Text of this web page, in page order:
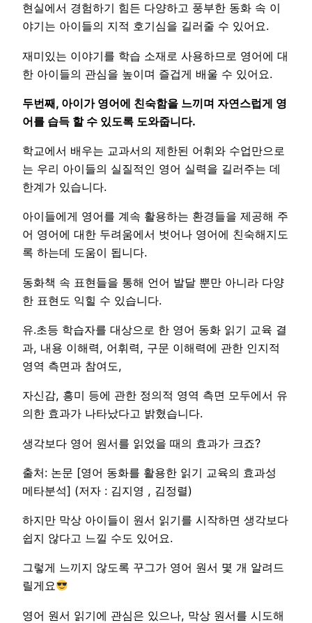
현실에서 경험하기 힘든 다양하고 풍부한 동화 속 이
야기는 아이들의 지적 호기심을 길러줄 수 있어요.
재미있는 이야기를 학습 소재로 사용하므로 영어에 대
한 아이들의 관심을 높이며 즐겁게 배울 수 있어요.
두번째, 아이가 영어에 친숙함을 느끼며 자연스럽게 영
어를 습득 할 수 있도록 도와줍니다.
학교에서 배우는 교과서의 제한된 어휘와 수업만으로
는 우리 아이들의 실질적인 영어 실력을 길러주는 데
한계가 있습니다.
아이들에게 영어를 계속 활용하는 환경들을 제공해 주
어 영어에 대한 두려움에서 벗어나 영어에 친숙해지도
록 하는데 도움이 됩니다.
동화책 속 표현들을 통해 언어 발달 뿐만 아니라 다양
한 표현도 익힐 수 있습니다.
유․초등 학습자를 대상으로 한 영어 동화 읽기 교육 결
과, 내용 이해력, 어휘력, 구문 이해력에 관한 인지적
영역 측면과 참여도,
자신감, 흥미 등에 관한 정의적 영역 측면 모두에서 유
의한 효과가 나타났다고 밝혔습니다.
생각보다 영어 원서를 읽었을 때의 효과가 크죠?
출처: 논문 [영어 동화를 활용한 읽기 교육의 효과성
메타분석] (저자 : 김지영 , 김정렬)
하지만 막상 아이들이 원서 읽기를 시작하면 생각보다
쉽지 않다고 느낄 수도 있어요.
그렇게 느끼지 않도록 꾸그가 영어 원서 몇 개 알려드
릴게요
영어 원서 읽기에 관심은 있으나, 막상 원서를 시도해